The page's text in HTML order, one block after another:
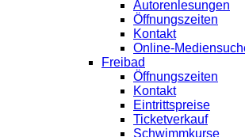
Autorenlesungen
Öffnungszeiten
Kontakt
Online-
Freibad
Öffnungszeiten
Kontakt
Eintrittspreise
Ticketverkauf
Schwimmkurse